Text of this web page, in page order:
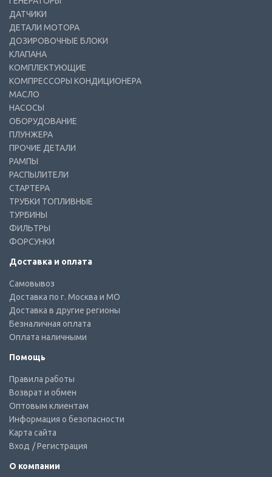
ДАТЧИКИ
ДЕТАЛИ МОТОРА
ДОЗИРОВОЧНЫЕ БЛОКИ
КЛАПАНА
КОМПЛЕКТУЮЩИЕ
КОМПРЕССОРЫ КОНДИЦИОНЕРА
МАСЛО
НАСОСЫ
ОБОРУДОВАНИЕ
ПЛУНЖЕРА
ПРОЧИЕ ДЕТАЛИ
РАМПЫ
РАСПЫЛИТЕЛИ
СТАРТЕРА
ТРУБКИ ТОПЛИВНЫЕ
ТУРБИНЫ
ФИЛЬТРЫ
ФОРСУНКИ
Доставка и оплата
Самовывоз
Доставка по г. Москва и МО
Доставка в другие регионы
Безналичная оплата
Оплата наличными
Помощь
Правила работы
Возврат и обмен
Оптовым клиентам
Информация о безопасности
Карта сайта
Вход / Регистрация
О компании